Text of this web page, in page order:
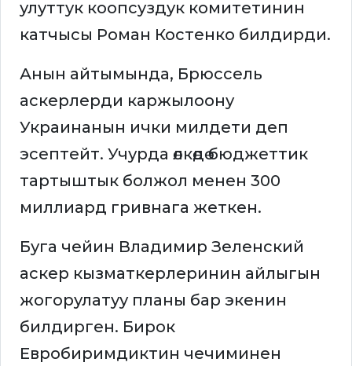
улуттук коопсуздук комитетинин
катчысы Роман Костенко билдирди.
Анын айтымында, Брюссель
аскерлерди каржылоону
Украинанын ички милдети деп
эсептейт. Учурда өлкөдө бюджеттик
тартыштык болжол менен 300
миллиард гривнага жеткен.
Буга чейин Владимир Зеленский
аскер кызматкерлеринин айлыгын
жогорулатуу планы бар экенин
билдирген. Бирок
Евробиримдиктин чечиминен